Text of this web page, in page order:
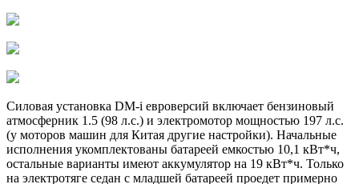
Силовая установка DM-i евроверсий включает бензиновый
атмосферник 1.5 (98 л.с.) и электромотор мощностью 197 л.с.
(у моторов машин для Китая другие настройки). Начальные
исполнения укомплектованы батареей емкостью 10,1 кВт*ч,
остальные варианты имеют аккумулятор на 19 кВт*ч. Только
на электротяге седан с младшей батареей проедет примерно